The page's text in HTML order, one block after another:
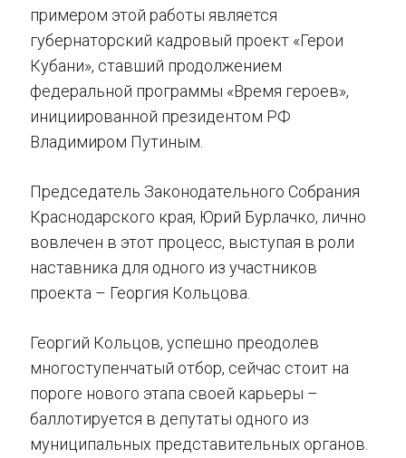
примером этой работы является
губернаторский кадровый проект «Герои
Кубани», ставший продолжением
федеральной программы «Время героев»,
инициированной президентом РФ
Владимиром Путиным.
Председатель Законодательного Собрания
Краснодарского края, Юрий Бурлачко, лично
вовлечен в этот процесс, выступая в роли
наставника для одного из участников
проекта – Георгия Кольцова.
Георгий Кольцов, успешно преодолев
многоступенчатый отбор, сейчас стоит на
пороге нового этапа своей карьеры –
баллотируется в депутаты одного из
муниципальных представительных органов.